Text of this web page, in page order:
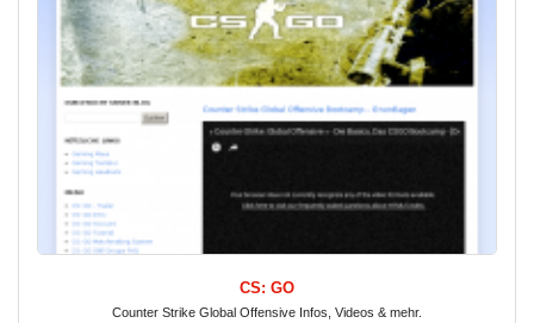
CS: GO
Counter Strike Global Offensive Infos, Videos & mehr.